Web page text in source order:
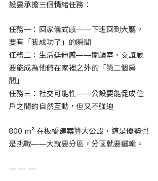
設要承擔三個情緒任務：
任務一：回家儀式感——下班回到大廳，
要有「我成功了」的瞬間
任務二：生活延伸感——閱讀室、交誼廳
要能成為他們在家裡之外的「第二個房
間」
任務三：社交可能性——公設要能促成住
戶之間的自然互動，但又不強迫
800 m² 在板橋建案算大公設，這是優勢也
是挑戰——大就要分區，分區就要邏輯。
— — —